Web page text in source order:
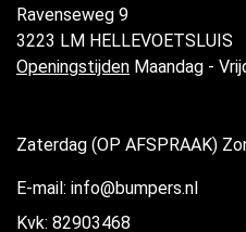
Ravenseweg 9
3223 LM HELLEVOETSLUIS
Openingstijden Maandag -
Zaterdag (OP AFSPRAAK)
E-mail: info@bumpers.nl
Kvk: 82903468